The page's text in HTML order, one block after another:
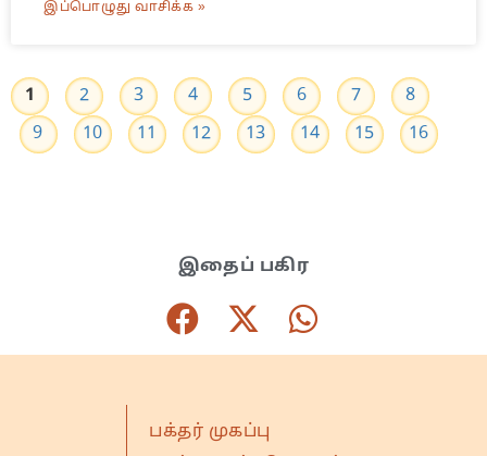
இப்பொழுது வாசிக்க »
1 2 3 4 5 6 7
8
9
10 11 12 13 14 15 16
இதைப் பகிர
பக்தர் முகப்பு